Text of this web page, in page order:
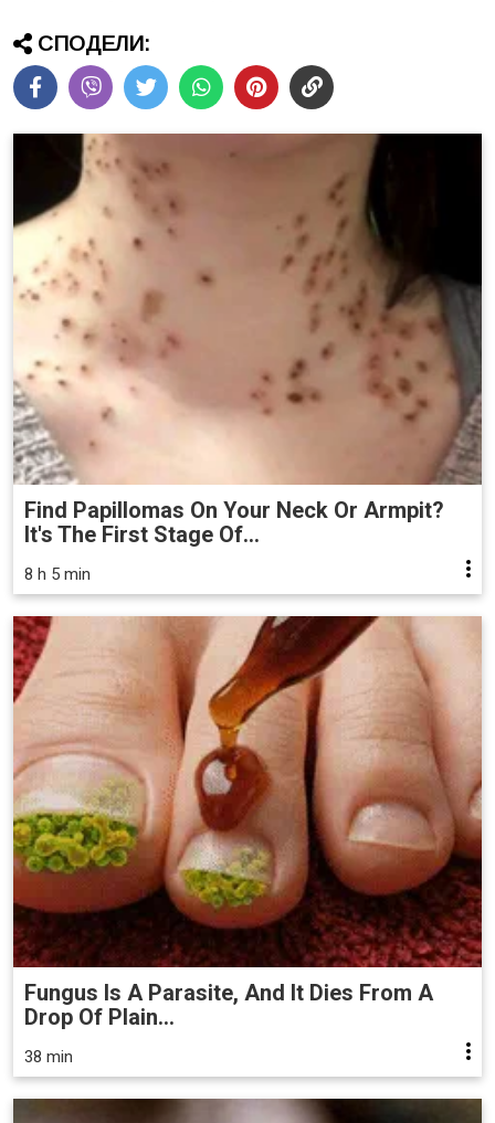
СПОДЕЛИ:
Find Papillomas On Your Neck Or Armpit?
It's The First Stage Of...
8 h 5 min
Fungus Is A Parasite, And It Dies From A
Drop Of Plain...
38 min